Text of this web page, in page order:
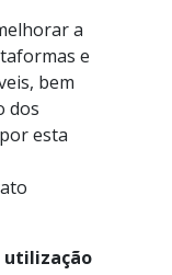
a
e
bem
dos
esta
utilização